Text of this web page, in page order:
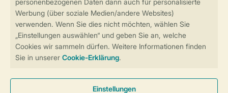
Sicherstellung Deiner Privatsphäre
Weitere Informationen und Einstellungen